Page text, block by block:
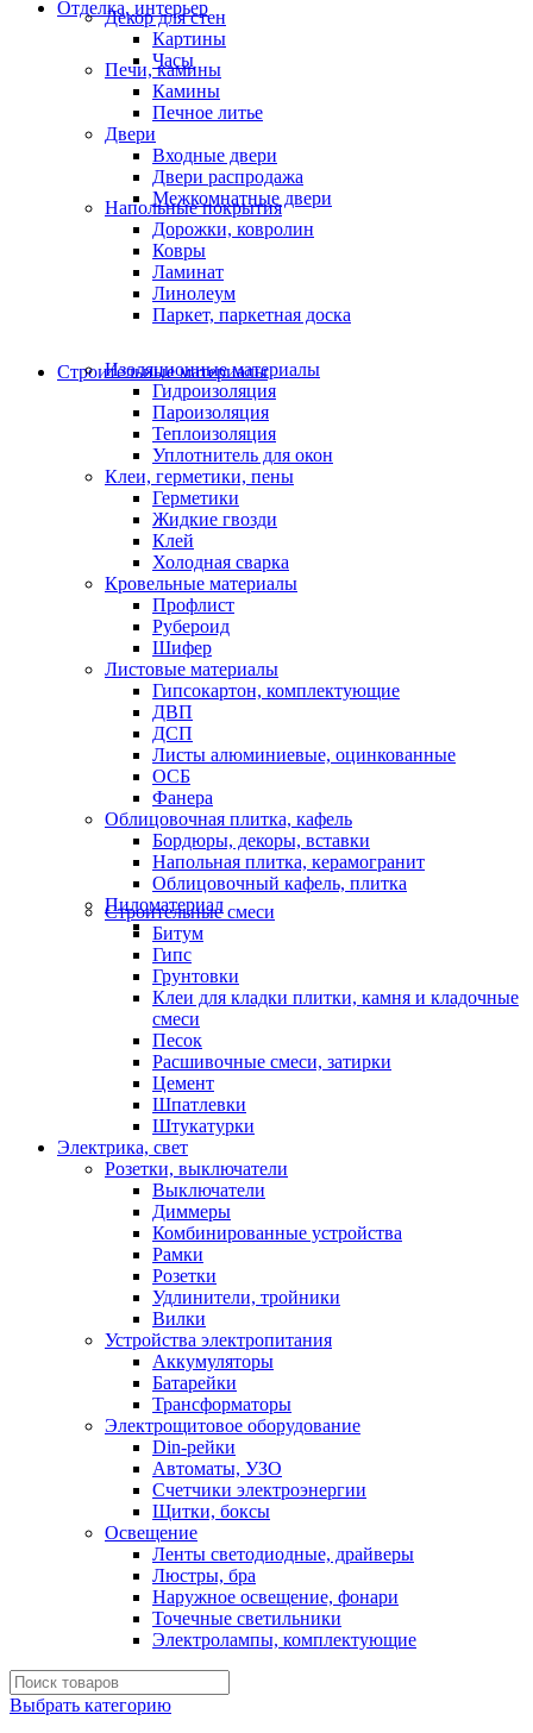
Отделка, интерьер
Декор для стен
Картины
Часы
Печи, камины
Камины
Печное литье
Двери
Входные двери
Двери распродажа
Межкомнатные двери
Напольные покрытия
Дорожки, ковролин
Ковры
Ламинат
Линолеум
Паркет, паркетная доска
Строительные материалы
Изоляционные материалы
Гидроизоляция
Пароизоляция
Теплоизоляция
Уплотнитель для окон
Клеи, герметики, пены
Герметики
Жидкие гвозди
Клей
Холодная сварка
Кровельные материалы
Профлист
Рубероид
Шифер
Листовые материалы
Гипсокартон, комплектующие
ДВП
ДСП
Листы алюминиевые, оцинкованные
ОСБ
Фанера
Облицовочная плитка, кафель
Бордюры, декоры, вставки
Напольная плитка, керамогранит
Облицовочный кафель, плитка
Пиломатериал
Строительные смеси
Битум
Гипс
Грунтовки
Клеи для кладки плитки, камня и кладочные
смеси
Песок
Расшивочные смеси, затирки
Цемент
Шпатлевки
Штукатурки
Электрика, свет
Розетки, выключатели
Выключатели
Диммеры
Комбинированные устройства
Рамки
Розетки
Удлинители, тройники
Вилки
Устройства электропитания
Аккумуляторы
Батарейки
Трансформаторы
Электрощитовое оборудование
Din-рейки
Автоматы, УЗО
Счетчики электроэнергии
Щитки, боксы
Освещение
Ленты светодиодные, драйверы
Люстры, бра
Наружное освещение, фонари
Точечные светильники
Электролампы, комплектующие
Выбрать категорию